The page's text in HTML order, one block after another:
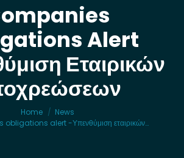
Alert
Εταιρικών
You are here:
Home
News
alert -Υπενθύμιση εταιρικών…